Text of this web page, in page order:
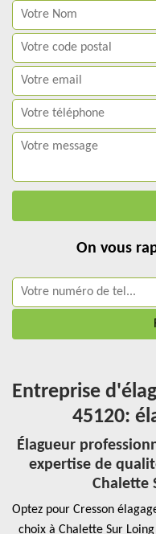
On vous
Entreprise
45120:
Élagueur
expertise de
Chalette
Optez pour Cresson
choix à Chalette Sur